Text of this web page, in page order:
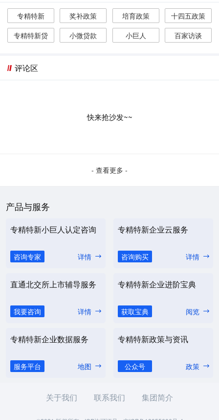
专精特新 奖补政策 培育政策
十四五政策
专精特新贷
小微贷款 小巨人 百家访谈
评论区
快来抢沙发~~
- 查看更多 -
产品与服务
专精特新小巨人认定咨询
咨询专家 详情
专精特新企业云服务
咨询购买 详情
直通北交所上市辅导服务
我要咨询 详情
专精特新企业进阶宝典
获取宝典 阅览
专精特新企业数据服务
服务平台 地图
专精特新政策与资讯
公众号 政策
关于我们 联系我们 集团简介